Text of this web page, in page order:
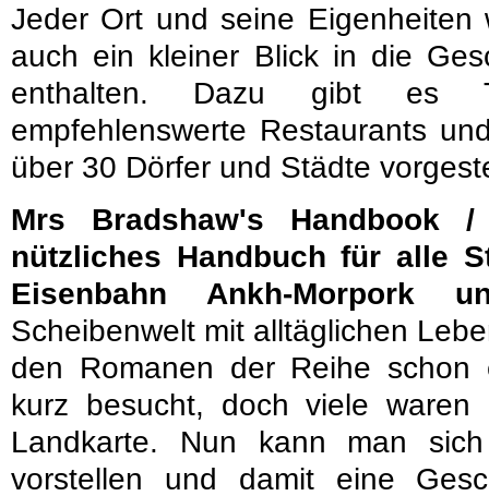
Jeder Ort und seine Eigenheiten
auch ein kleiner Blick in die
enthalten. Dazu gibt es
empfehlenswerte Restaurants
über 30 Dörfer und Städte
Mrs Bradshaw's Handbook
nützliches Handbuch für alle
Eisenbahn Ankh-Morpork
Scheibenwelt mit alltäglichen
den Romanen der Reihe schon
kurz besucht, doch viele
Landkarte. Nun kann man
vorstellen und damit eine